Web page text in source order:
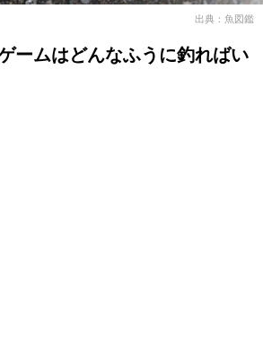
出典：魚図鑑
ームはどんなふうに釣ればい